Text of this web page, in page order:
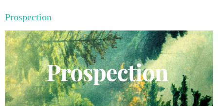
Prospection